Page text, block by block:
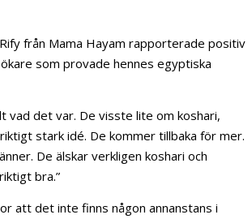
från Mama Hayam rapporterade positiv
som provade hennes egyptiska
vad det var. De visste lite om koshari,
stark idé. De kommer tillbaka för mer.
De älskar verkligen koshari och
bra.”
att det inte finns någon annanstans i